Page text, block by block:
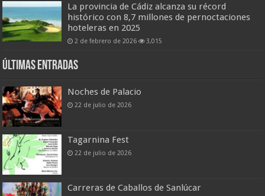
La provincia de Cádiz alcanza su récord
histórico con 8,7 millones de pernoctaciones
hoteleras en 2025
2 de febrero de 2026 3,015
Últimas entradas
Noches de Palacio
22 de julio de 2026
Tagarnina Fest
22 de julio de 2026
Carreras de Caballos de Sanlúcar